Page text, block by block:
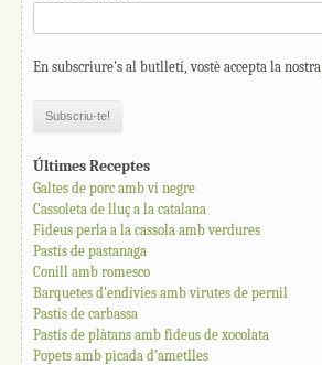
En subscriure's al butlletí, vostè accepta la nostra
Últimes Receptes
Galtes de porc amb vi negre
Cassoleta de lluç a la catalana
Fideus perla a la cassola amb verdures
Pastís de pastanaga
Conill amb romesco
Barquetes d’endívies amb virutes de pernil
Pastís de carbassa
Pastís de plàtans amb fideus de xocolata
Popets amb picada d’ametlles